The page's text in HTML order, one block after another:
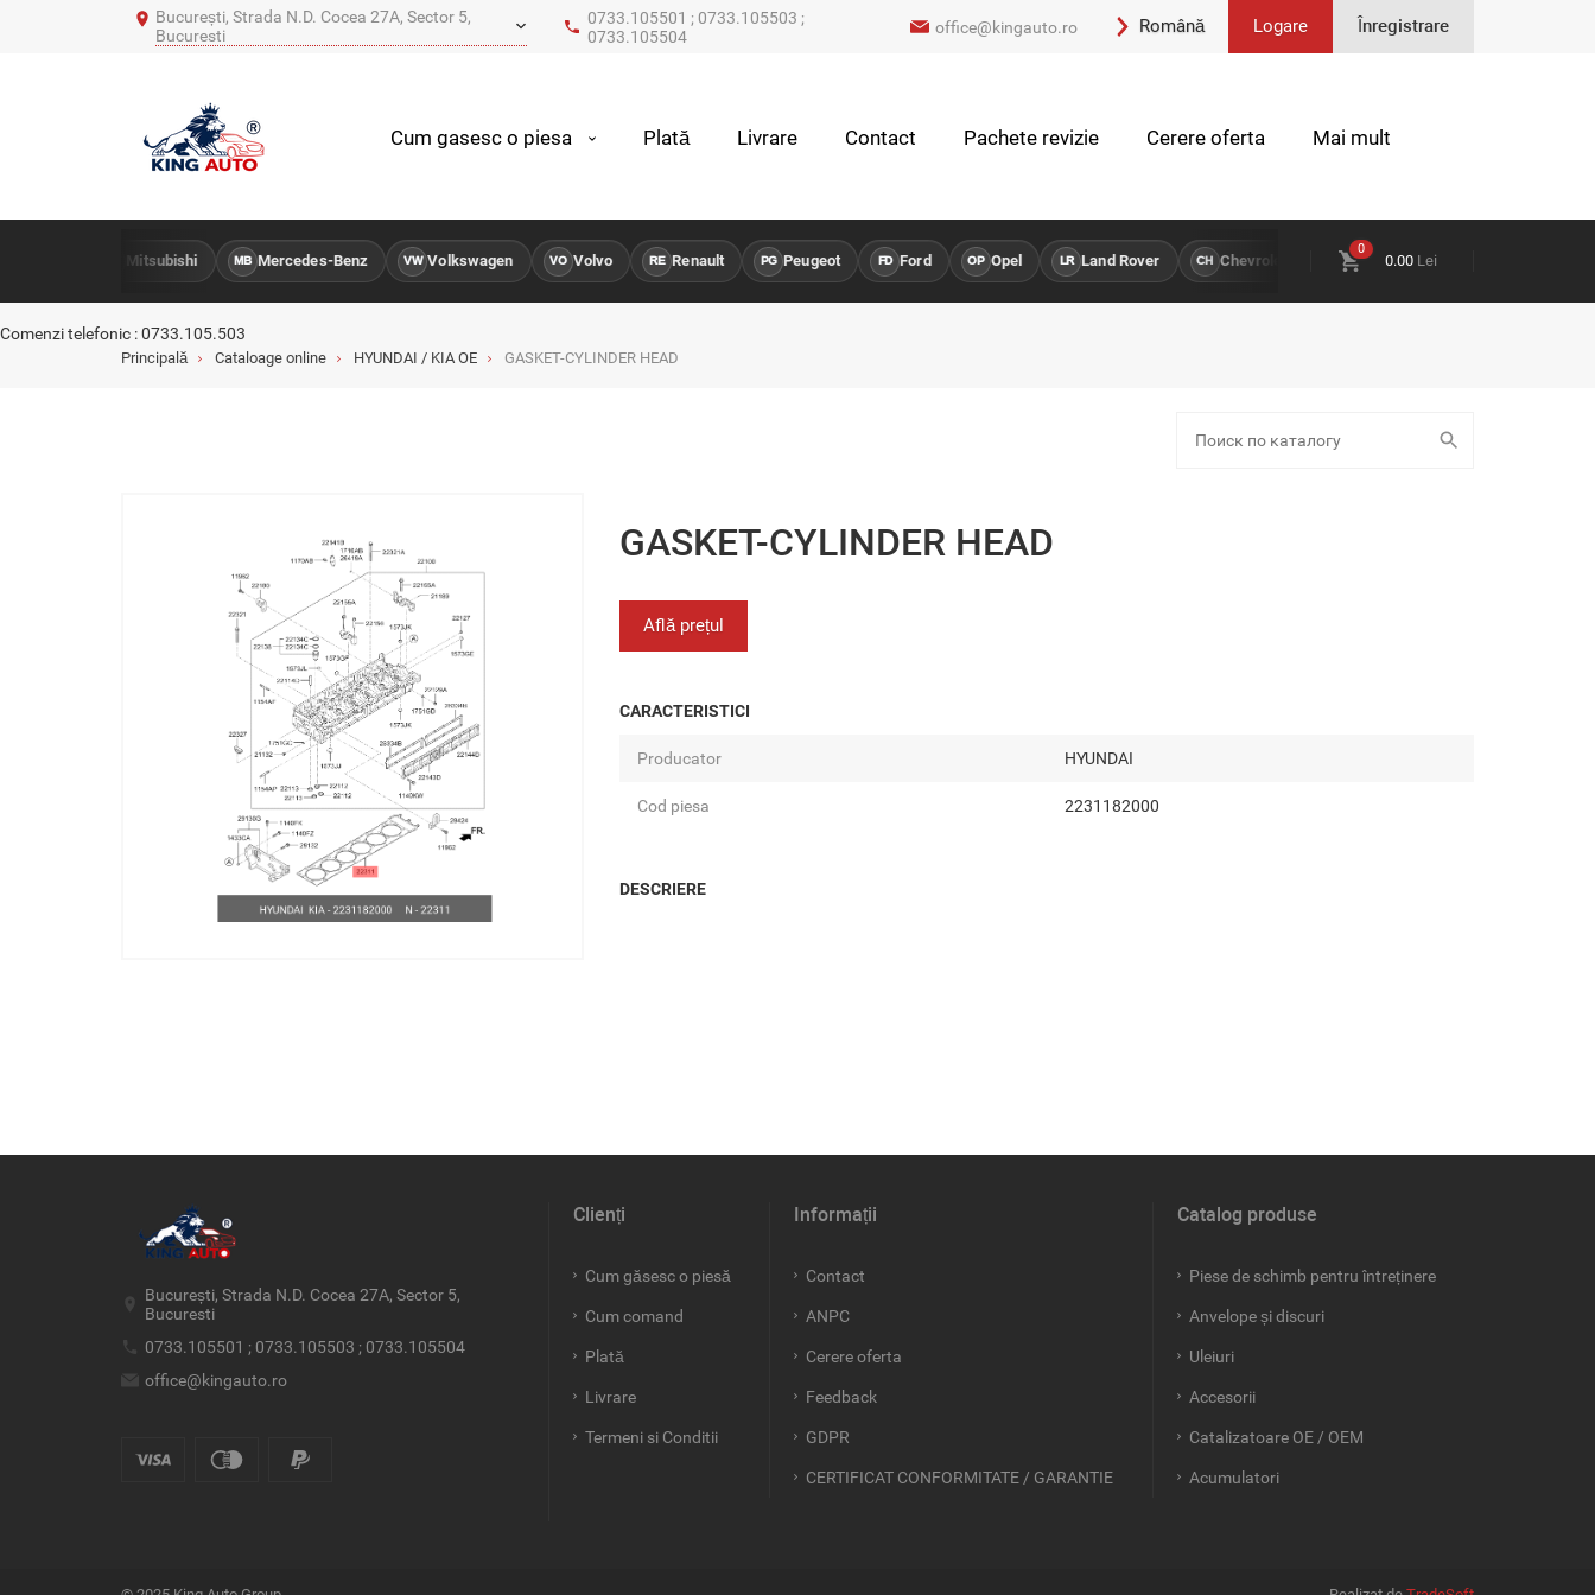
București, Strada N.D. Cocea 27A, Sector 5,
Bucuresti
0733.105501 ; 0733.105503 ;
0733.105504
office@kingauto.ro Română Logare Înregistrare
Cum gasesc o piesa Plată Livrare Contact Pachete revizie Cerere oferta Mai mult
Mitsubishi MB Mercedes-Benz VW Volkswagen VO Volvo RE Renault PG Peugeot FD Ford OP Opel LR Land Rover CH Chevrolet PIESE DISPONIBILE PENTRU
0
0.00 Lei
Comenzi telefonic : 0733.105.503
Principală Cataloage online HYUNDAI / KIA OE GASKET-CYLINDER HEAD
GASKET-CYLINDER HEAD
Află prețul
CARACTERISTICI
Producator HYUNDAI
Cod piesa 2231182000
DESCRIERE
București, Strada N.D. Cocea 27A, Sector 5,
Bucuresti
0733.105501 ; 0733.105503 ; 0733.105504
office@kingauto.ro
Clienți
Cum găsesc o piesă
Cum comand
Plată
Livrare
Termeni si Conditii
Informații
Contact
ANPC
Cerere oferta
Feedback
GDPR
CERTIFICAT CONFORMITATE / GARANTIE
Catalog produse
Piese de schimb pentru întreținere
Anvelope și discuri
Uleiuri
Accesorii
Catalizatoare OE / OEM
Acumulatori